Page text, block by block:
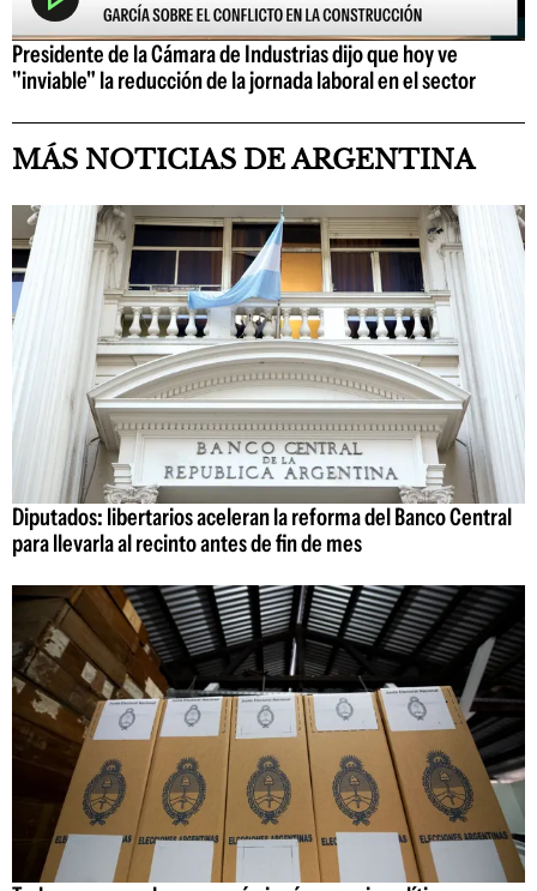
Presidente de la Cámara de Industrias dijo que hoy ve
"inviable" la reducción de la jornada laboral en el sector
MÁS NOTICIAS DE ARGENTINA
Diputados: libertarios aceleran la reforma del Banco Central
para llevarla al recinto antes de fin de mes